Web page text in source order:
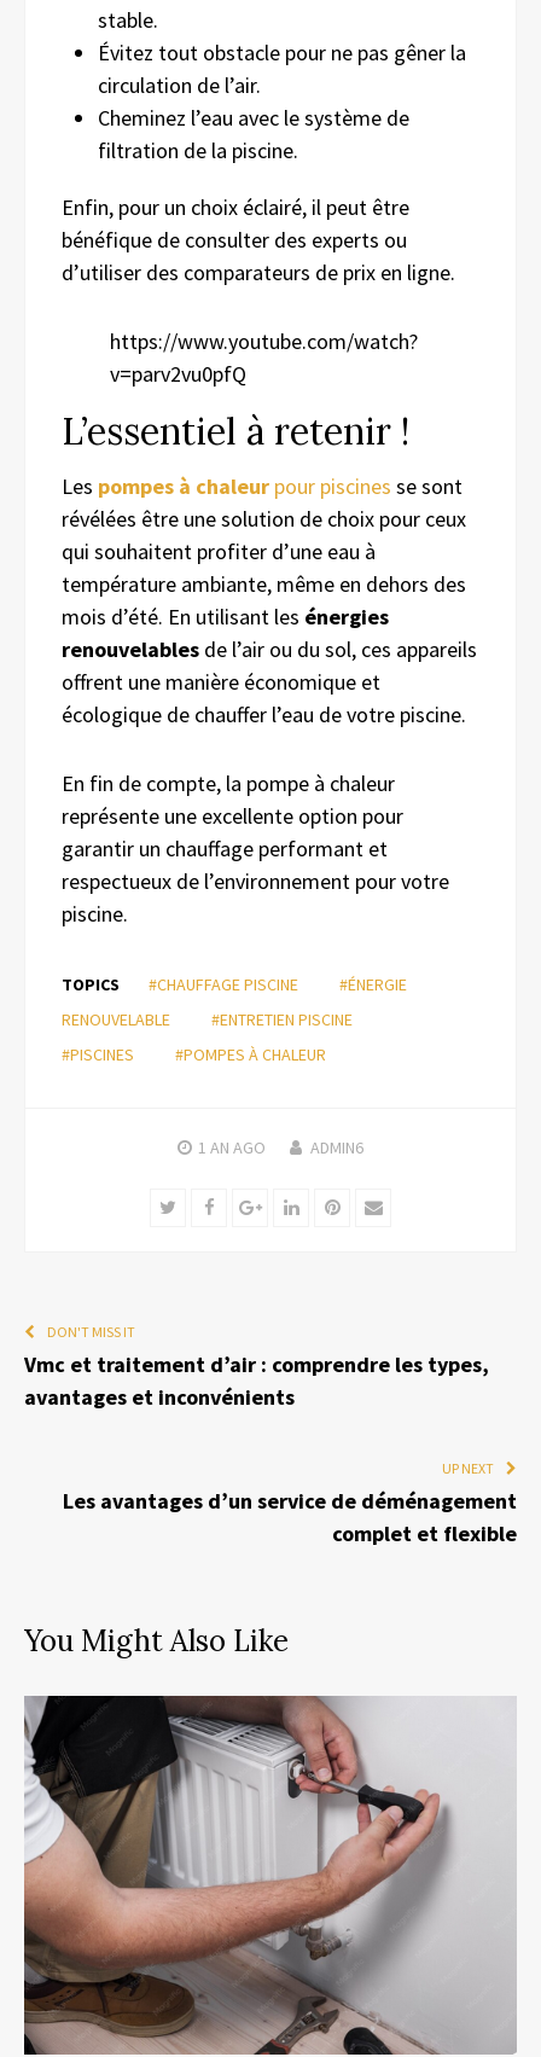
stable.
Évitez tout obstacle pour ne pas gêner la
circulation de l’air.
Cheminez l’eau avec le système de
filtration de la piscine.
Enfin, pour un choix éclairé, il peut être
bénéfique de consulter des experts ou
d’utiliser des comparateurs de prix en ligne.
https://www.youtube.com/watch?
v=parv2vu0pfQ
L’essentiel à retenir !
Les pompes à chaleur pour piscines se sont
révélées être une solution de choix pour ceux
qui souhaitent profiter d’une eau à
température ambiante, même en dehors des
mois d’été. En utilisant les énergies
renouvelables de l’air ou du sol, ces appareils
offrent une manière économique et
écologique de chauffer l’eau de votre piscine.
En fin de compte, la pompe à chaleur
représente une excellente option pour
garantir un chauffage performant et
respectueux de l’environnement pour votre
piscine.
TOPICS #CHAUFFAGE PISCINE
#ÉNERGIE
RENOUVELABLE
#ENTRETIEN PISCINE
#PISCINES
#POMPES À CHALEUR
1 AN AGO ADMIN6
TwitterFacebookGoogle+LinkedInPinterest
Email
DON'T MISS IT
Vmc et traitement d’air : comprendre les types,
avantages et inconvénients
UP NEXT
Les avantages d’un service de déménagement
complet et flexible
You Might Also Like